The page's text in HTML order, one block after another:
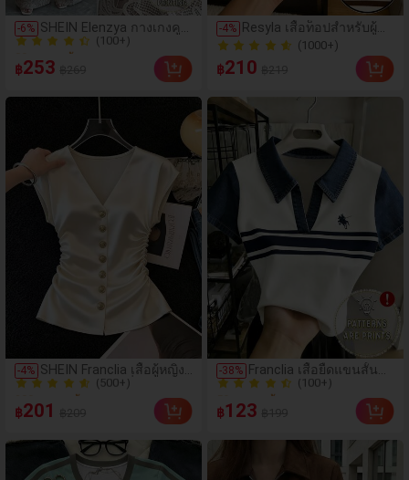
-6% SHEIN Elenzya กางเกงคู
ลอตลายจุดเอวสูงแบบใหม่
สำหรับฤดูใบไม้ผลิ/ฤดูร้อน,
สไตล์หรูหราเหมาะสำหรับ
ใส่ในชีวิตประจำวันและ
ทำงาน, ให้ความรู้สึกวินเทจ
สำหรับฤดูรับปริญญา,
เทศกาลดนตรี, การแข่งม้า
ดาร์บี้, วันประกาศอิสรภาพ
80+ ขายแล้ว
80+ ขายแล้ว
฿253
-4% SHEIN Franclia เสื้อผู้หญิง
ผ้าซาตินสไตล์ฝรั่งเศส คอวี
ติดกระดุม จีบเอว สำหรับ
ฤดูร้อน สไตล์หรูหรา
เหมาะสำหรับใส่ไปทำงาน
และวันหยุด
(500+)
200+ ขายแล้ว
200+ ขายแล้ว
฿201
-4% Resyla เสื้อท็อปสำหรับผู้
หญิงลายทางพิมพ์ลายตัว
อักษรและเชอร์รี่ สไตล์
ลำลอง ใส่ได้ทุกวัน
(1000+)
฿210
-38% Franclia เสื้อยืดแขนสั้น
คอโปโลคอวีผู้หญิง ต่อผ้า
เดนิมเทียม ลายขี่ม้าและ
ลายทาง
(100+)
50+ ขายแล้ว
50+ ขายแล้ว
฿123